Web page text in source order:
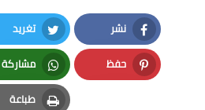
نشر
Facebook
تغريد
Twitter
حفظ
Pinterest
مشاركة
Whatsapp
طباعة